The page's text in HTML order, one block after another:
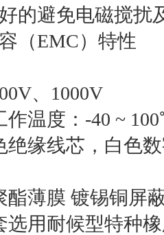
的避免电磁搅扰
（EMC）特性
、1000V
作温度：-40 ~
绝缘线芯，白色
酯薄膜 镀锡铜屏
选用耐候型特种